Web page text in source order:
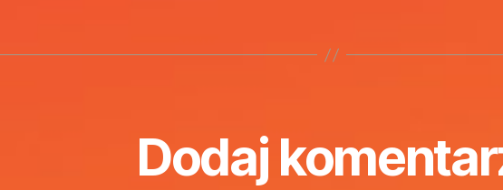
Dodaj